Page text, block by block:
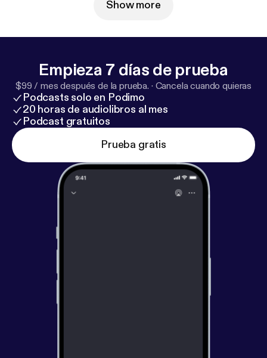
Schlupp vom Grünen Stern. Dieser Podcast wird
Podcasts Daten. Wenn Sie der automatischen
Übermittlung der Daten widersprechen
wollen, melden Sie sich hier: datenschutz@julep.de
[datenschutz@julep.de]
Show more
Empieza 7 días de prueba
$99 / mes después de la prueba. · Cancela cuando quieras
Podcasts solo en Podimo
20 horas de audiolibros al mes
Podcast gratuitos
Prueba gratis